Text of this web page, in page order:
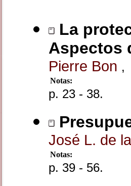
La
Aspectos
Pierre Bon ,
Notas:
p. 23 - 38.
José L. de
Notas:
p. 39 - 56.